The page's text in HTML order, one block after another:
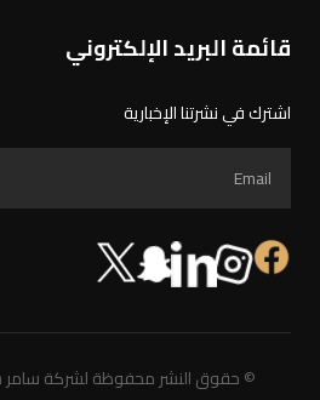
قائمة البريد الإلكتروني
اشترك في نشرتنا الإخبارية
© حقوق النشر محفوظة لشركة سامر